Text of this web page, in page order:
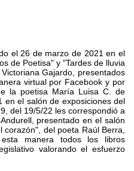
el 26 de marzo de 2021 en el
de Poetisa" y "Tardes de lluvia
Gajardo, presentados
virtual por Facebook y por
la poetisa María Luisa C. de
en el salón de exposiciones del
del 19/5/22 les correspondió a
presentado en el salón
del poeta Raúl Berra,
manera todos los libros
valorando el esfuerzo